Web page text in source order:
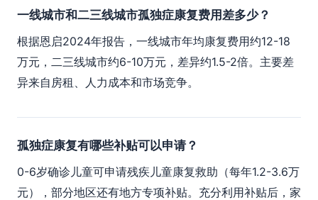
一线城市和二三线城市孤独症康复费用差多少？
根据恩启2024年报告，一线城市年均康复费用约12-18
万元，二三线城市约6-10万元，差异约1.5-2倍。主要差
异来自房租、人力成本和市场竞争。
孤独症康复有哪些补贴可以申请？
0-6岁确诊儿童可申请残疾儿童康复救助（每年1.2-3.6万
元），部分地区还有地方专项补贴。充分利用补贴后，家